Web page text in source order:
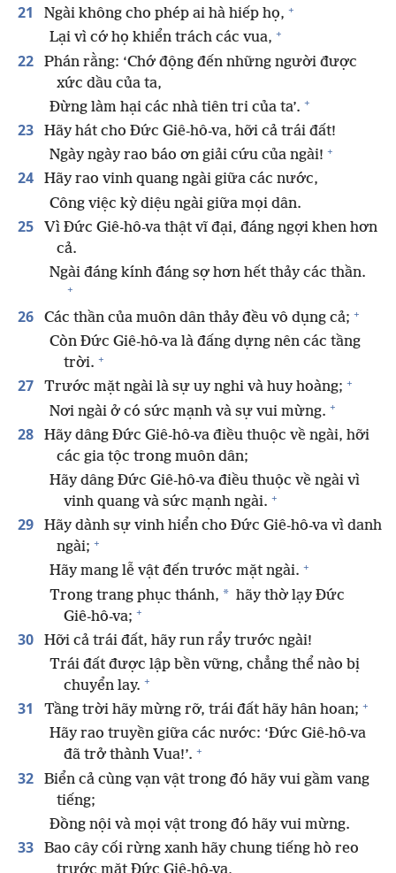
21 Ngài không cho phép ai hà hiếp họ, +
Lại vì cớ họ khiển trách các vua, +
22
Phán rằng: ‘Chớ động đến những người được
xức dầu của ta,
Đừng làm hại các nhà tiên tri của ta’. +
23
Hãy hát cho Đức Giê-hô-va, hỡi cả trái đất!
Ngày ngày rao báo ơn giải cứu của ngài! +
24
Hãy rao vinh quang ngài giữa các nước,
Công việc kỳ diệu ngài giữa mọi dân.
25
Vì Đức Giê-hô-va thật vĩ đại, đáng ngợi khen hơn
cả.
Ngài đáng kính đáng sợ hơn hết thảy các thần.
+
26 Các thần của muôn dân thảy đều vô dụng cả; +
Còn Đức Giê-hô-va là đấng dựng nên các tầng
trời. +
27 Trước mặt ngài là sự uy nghi và huy hoàng; +
Nơi ngài ở có sức mạnh và sự vui mừng. +
28
Hãy dâng Đức Giê-hô-va điều thuộc về ngài, hỡi
các gia tộc trong muôn dân;
Hãy dâng Đức Giê-hô-va điều thuộc về ngài vì
vinh quang và sức mạnh ngài. +
29
Hãy dành sự vinh hiển cho Đức Giê-hô-va vì danh
ngài; +
Hãy mang lễ vật đến trước mặt ngài. +
Trong trang phục thánh, * hãy thờ lạy Đức
Giê-hô-va; +
30
Hỡi cả trái đất, hãy run rẩy trước ngài!
Trái đất được lập bền vững, chẳng thể nào bị
chuyển lay. +
31 Tầng trời hãy mừng rỡ, trái đất hãy hân hoan; +
Hãy rao truyền giữa các nước: ‘Đức Giê-hô-va
đã trở thành Vua!’. +
32
Biển cả cùng vạn vật trong đó hãy vui gầm vang
tiếng;
Đồng nội và mọi vật trong đó hãy vui mừng.
33
Bao cây cối rừng xanh hãy chung tiếng hò reo